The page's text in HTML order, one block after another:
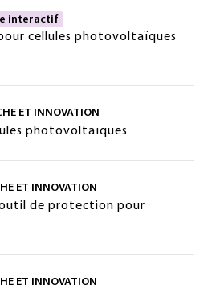
interactif
cellules photovoltaïques
ET INNOVATION
photovoltaïques
ET INNOVATION
outil de protection pour
ET INNOVATION